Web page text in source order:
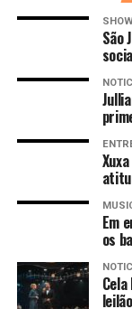
São
Em
os